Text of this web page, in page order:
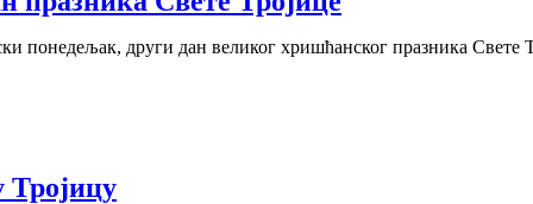
понедељак, други дан великог хришћанског празника
Тројицу